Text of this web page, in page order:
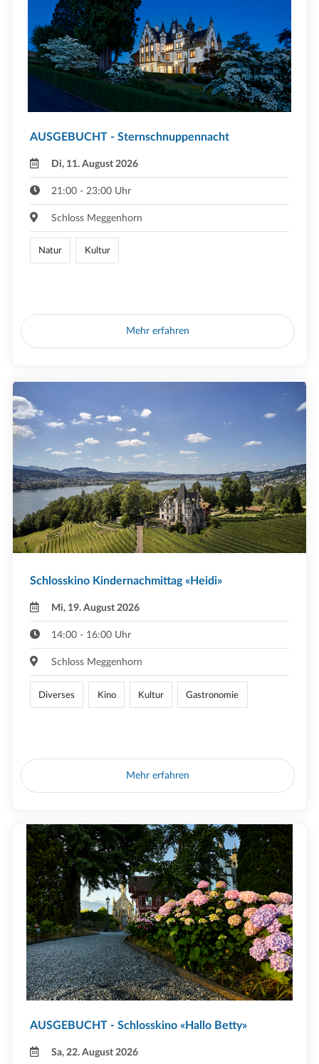
AUSGEBUCHT - Sternschnuppennacht
Di, 11. August 2026
21:00 - 23:00 Uhr
Schloss Meggenhorn
Natur Kultur
Mehr erfahren
Schlosskino Kindernachmittag «Heidi»
Mi, 19. August 2026
14:00 - 16:00 Uhr
Schloss Meggenhorn
Diverses Kino Kultur Gastronomie
Mehr erfahren
AUSGEBUCHT - Schlosskino «Hallo Betty»
Sa, 22. August 2026